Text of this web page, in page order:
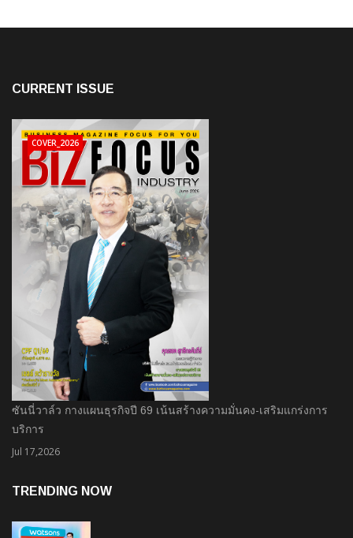
CURRENT ISSUE
ซันนี่วาล์ว กางแผนธุรกิจปี 69 เน้นสร้างความมั่นคง-เสริมแกร่งการ
บริการ
Jul 17,2026
COVER_2026
TRENDING NOW